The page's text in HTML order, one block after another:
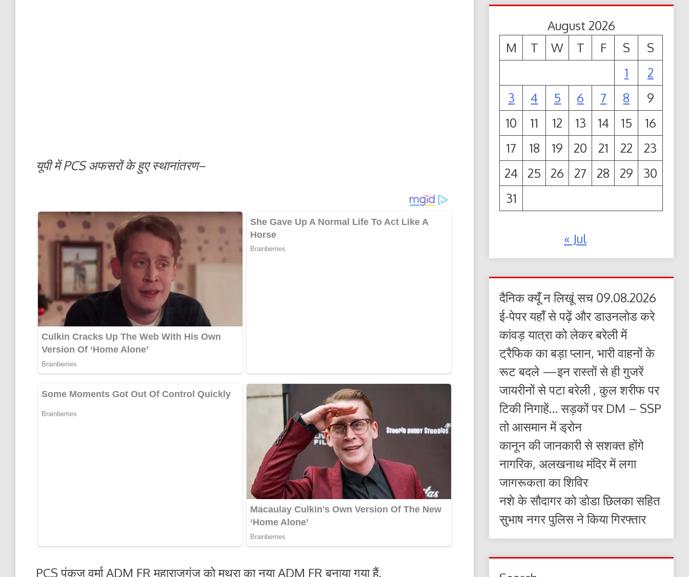
यूपी में PCS अफसरों के हुए स्थानांतरण–
PCS पंकज वर्मा ADM FR महाराजगंज को मथुरा का नया ADM FR बनाया गया हैं.
August 2026
M
T W T F S
S
1
2
3
4 5 6 7 8
9
10
11 12 13 14 15
16
17
18 19 20 21 22
23
24
25 26 27 28 29
30
31
« Jul
दैनिक क्यूँ न लिखूं सच 09.08.2026
ई-पेपर यहाँ से पढ़ें और डाउनलोड करे
कांवड़ यात्रा को लेकर बरेली में
ट्रैफिक का बड़ा प्लान, भारी वाहनों के
रूट बदले —इन रास्तों से ही गुजरें
जायरीनों से पटा बरेली , कुल शरीफ पर
टिकी निगाहें… सड़कों पर DM – SSP
तो आसमान में ड्रोन
कानून की जानकारी से सशक्त होंगे
नागरिक, अलखनाथ मंदिर में लगा
जागरूकता का शिविर
नशे के सौदागर को डोडा छिलका सहित
सुभाष नगर पुलिस ने किया गिरफ्तार